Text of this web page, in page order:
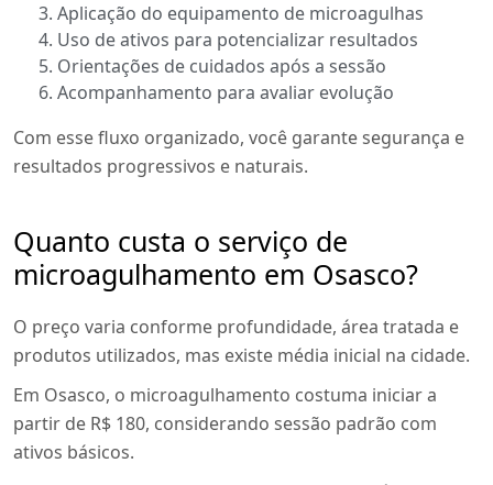
Aplicação do equipamento de microagulhas
Uso de ativos para potencializar resultados
Orientações de cuidados após a sessão
Acompanhamento para avaliar evolução
Com esse fluxo organizado, você garante segurança e
resultados progressivos e naturais.
Quanto custa o serviço de
microagulhamento em Osasco?
O preço varia conforme profundidade, área tratada e
produtos utilizados, mas existe média inicial na cidade.
Em Osasco, o microagulhamento costuma iniciar a
partir de R$ 180, considerando sessão padrão com
ativos básicos.